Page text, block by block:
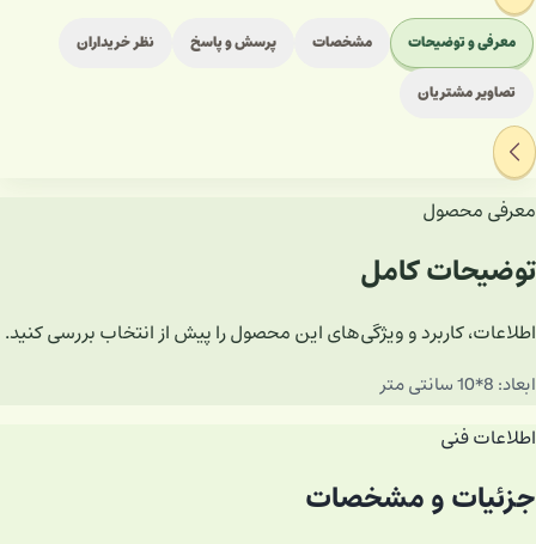
معرفی و توضیحات مشخصات پرسش و پاسخ نظر خریداران
تصاویر مشتریان
معرفی محصول
توضیحات کامل
اطلاعات، کاربرد و ویژگی‌های این محصول را پیش از انتخاب بررسی کنید.
ابعاد: 8*10 سانتی متر
اطلاعات فنی
جزئیات و مشخصات